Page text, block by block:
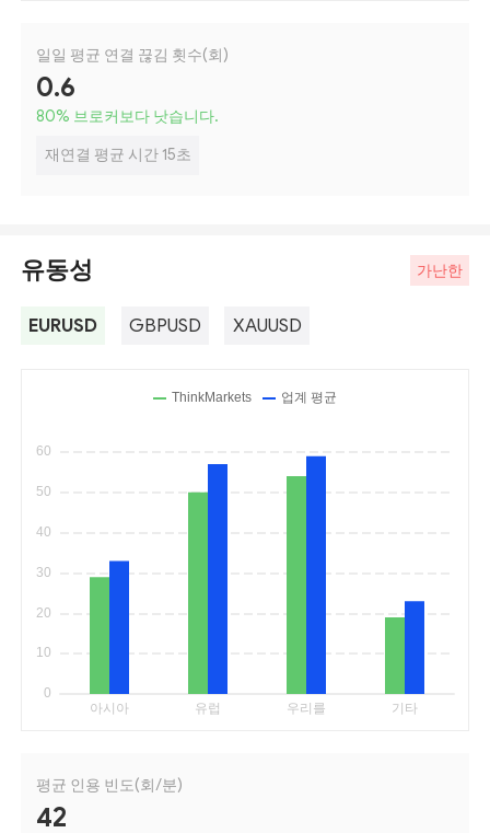
일일 평균 연결 끊김 횟수(회)
0.6
80% 브로커보다 낫습니다.
재연결 평균 시간 15초
유동성 가난한
EURUSD GBPUSD XAUUSD
평균 인용 빈도(회/분)
42